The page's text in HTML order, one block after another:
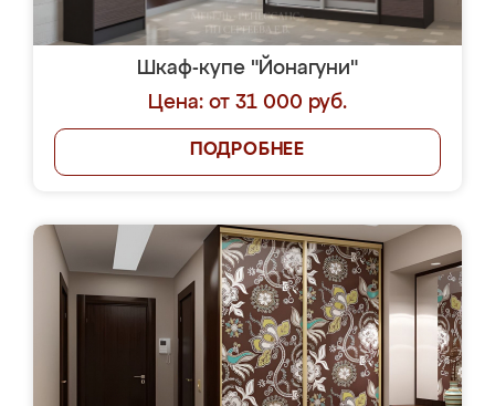
Шкаф-купе "Йонагуни"
Цена: от 31 000 руб.
ПОДРОБНЕЕ